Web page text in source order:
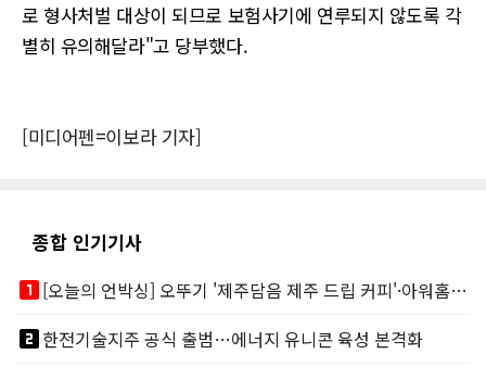
로 형사처벌 대상이 되므로 보험사기에 연루되지 않도록 각
별히 유의해달라"고 당부했다.
[미디어펜=이보라 기자]
종합 인기기사
looks_one
[오늘의 언박싱] 오뚜기 '제주담음 제주 드립 커피'·아워홈 ‘갓석박지’ 外
looks_two한전기술지주 공식 출범…에너지 유니콘 육성 본격화